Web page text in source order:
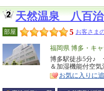
天然温泉 八百
部屋 5 お客さま
エ
リ
ア
福岡県 博多・キ
特
徴
博多駅徒歩5分♪
＆加湿機能付空
お気に入りに